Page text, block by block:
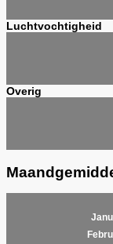
Luchtvochtigheid
Overig